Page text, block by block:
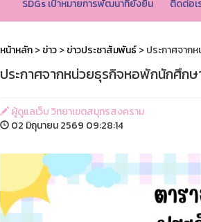
SDGs เป้าหมายการพัฒนาที่ยั่งยืน ติดต่อเ
หน้าหลัก>ข่าว>ข่าวประชาสัมพันธ์> ประกาศจาก
ประกาศจากหน่วยธุรกิจหอพักนักศึก
ผู้ดูแลเว็บ วิทยาเขตสมุทรสงคราม
02 มิถุนายน 2569 09:28:14